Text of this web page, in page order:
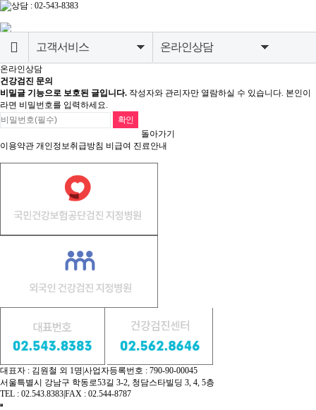
고객서비스
병원소개
종합건강검진센터
영상의학센터
내과질환센터
고객서비스
온라인상담
검진유의사항
온라인상담
건강검진 문의
비밀글 기능으로 보호된 글입니다. 작성자와 관리자만 열람하실 수 있습니다. 본인이
라면 비밀번호를 입력하세요.
돌아가기
이용약관 개인정보취급방침 비급여 진료안내
대표자 : 김원철 외 1명 사업자등록번호 : 790-90-00045
서울특별시 강남구 학동로53길 3-2, 청담스타빌딩 3, 4, 5층
TEL : 02.543.8383FAX : 02.544-8787